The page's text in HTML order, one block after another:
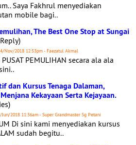
Saya Fakhrul menyediakan
mobile bagi..
The Best One Stop at Sungai
Nov/2018 12:53pm - Faezatul Akmal
PEMULIHAN secara ala ala
dan Kursus Tenaga Dalaman,
Kekayaan Serta Kejayaan.
Jun/2018 11:36am - Super Grandmaster Sg Petani
Di sini kami menyediakan kursus
sudah begitu..